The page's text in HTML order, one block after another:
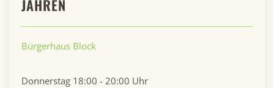
JAHREN
Bürgerhaus Block
Donnerstag 18:00 - 20:00 Uhr